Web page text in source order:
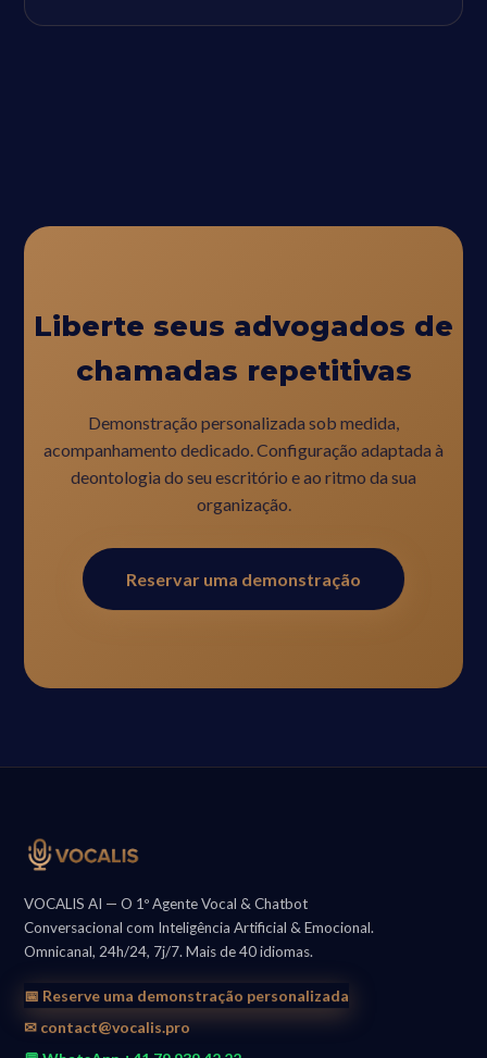
Liberte seus advogados de
chamadas repetitivas
Demonstração personalizada sob medida,
acompanhamento dedicado. Configuração adaptada à
deontologia do seu escritório e ao ritmo da sua
organização.
Reservar uma demonstração
VOCALIS AI — O 1º Agente Vocal & Chatbot
Conversacional com Inteligência Artificial & Emocional.
Omnicanal, 24h/24, 7j/7. Mais de 40 idiomas.
📅 Reserve uma demonstração personalizada
✉ contact@vocalis.pro